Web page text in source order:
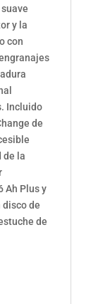
y la
con
Incluido
de
de la
Ah Plus y
de
de